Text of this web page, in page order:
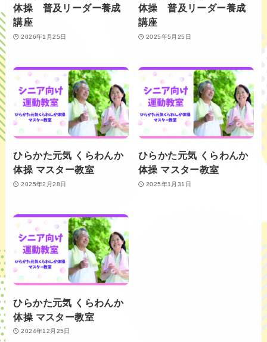
体操 普及リーダー養成
講座
2026年1月25日
体操 普及リーダー養成
講座
2025年5月25日
ひらかた元気 くらわんか
体操 マスター教室
2025年2月28日
ひらかた元気 くらわんか
体操 マスター教室
2025年1月31日
ひらかた元気 くらわんか
体操 マスター教室
2024年12月25日